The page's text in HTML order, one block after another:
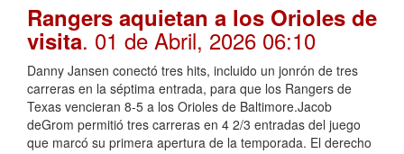
Rangers aquietan a los Orioles de
visita. 01 de Abril, 2026 06:10
Danny Jansen conectó tres hits, incluido un jonrón de tres
carreras en la séptima entrada, para que los Rangers de
Texas vencieran 8-5 a los Orioles de Baltimore.Jacob
deGrom permitió tres carreras en 4 2/3 entradas del juego
que marcó su primera apertura de la temporada. El derecho